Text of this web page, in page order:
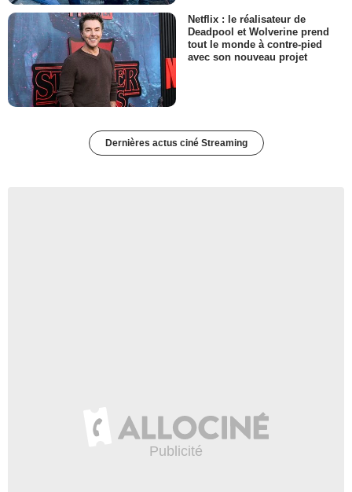
Netflix : le réalisateur de
Deadpool et Wolverine prend
tout le monde à contre-pied
avec son nouveau projet
Dernières actus ciné Streaming